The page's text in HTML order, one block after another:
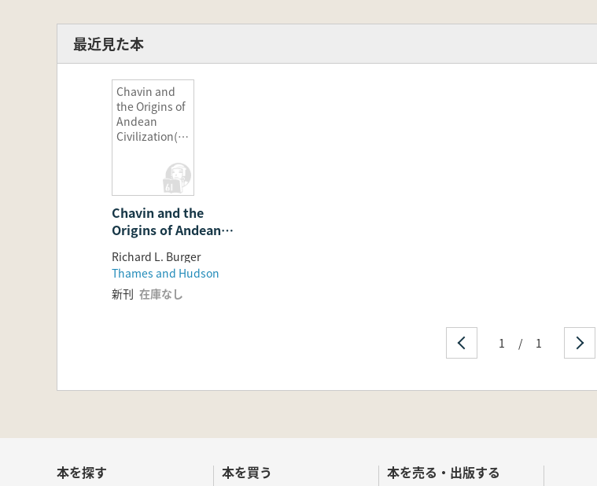
最近見た本
Chavin and
the Origins of
Andean
Civilization(チ
デス文明の起
Chavin and the
Origins of Andean
Civilization(チャビンと
アンデス文明の起源)
Richard L. Burger
Thames and Hudson
新刊 在庫なし
1 / 1
本を探す 本を買う 本を売る・出版する